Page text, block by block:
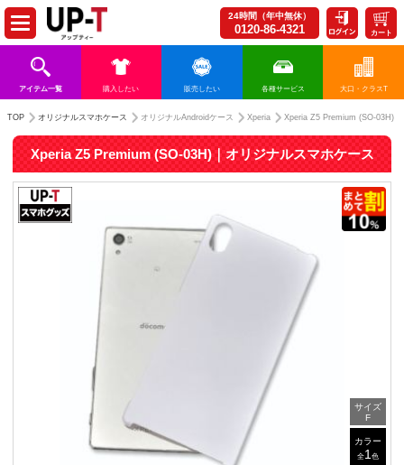
24時間（年中無休）
0120-86-4321 カート
アイテム一覧 購入したい 販売したい 各種サービス 大口・クラスT
TOP オリジナルスマホケース オリジナルAndroidケース Xperia Xperia Z5 Premium (SO-03H)
Xperia Z5 Premium (SO-03H)｜オリジナルスマホケース
サイズ
F
カラー
全1 色